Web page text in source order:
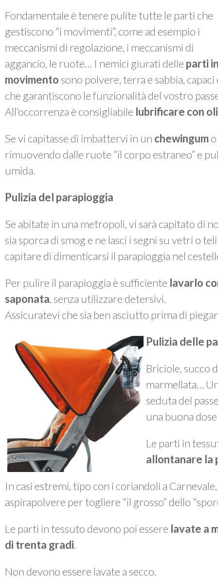
Fondamentale è tenere pulite tutte le parti che
gestiscono “i movimenti”, come ad esempio i
meccanismi di regolazione, i meccanismi di
aggancio, le ruote… I nemici giurati delle parti
movimento sono polvere, terra e sabbia,
che garantiscono le funzionalità del vostro
All’occorrenza è consigliabile lubrificare con
Se vi capitasse di imbattervi in un chewingumo
rimuovendo dalle ruote “il corpo estraneo” e
umida.
Pulizia del parapioggia
Se abitate in una metropoli, vi sarà capitato di
sia sporca di smog e ne lasci i segni su vetri o
capitare di dimenticarsi il parapioggia nel
Per pulire il parapioggia è sufficiente lavarlo
saponata, senza utilizzare detersivi.
Assicuratevi che sia ben asciutto prima di
Pulizia delle
Briciole, succo
marmellata…
seduta del
una buona
Le parti in
allontanare la
In casi estremi, tipo con i coriandoli a
aspirapolvere per togliere “il grosso” dello
Le parti in tessuto devono poi essere lavate a
di trenta gradi.
Non devono essere lavate a secco.